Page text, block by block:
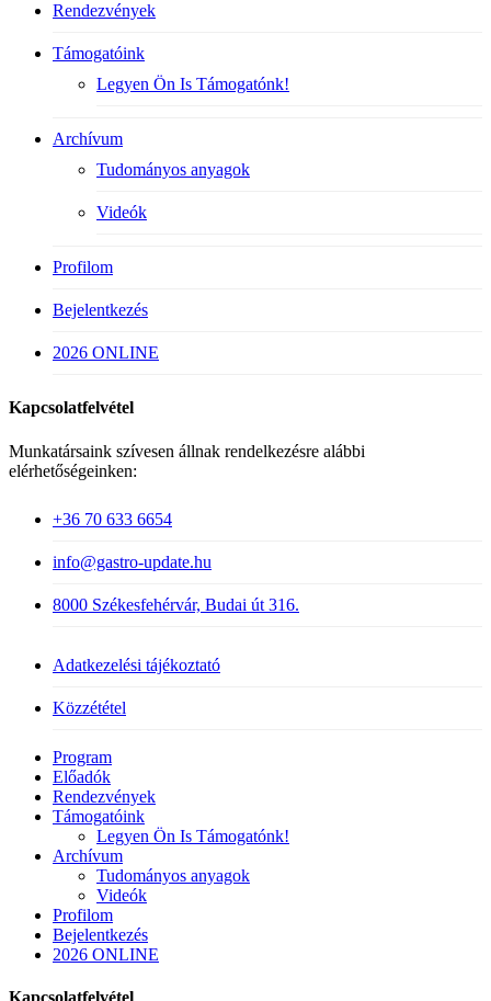
Rendezvények
Támogatóink
Legyen Ön Is Támogatónk!
Archívum
Tudományos anyagok
Videók
Profilom
Bejelentkezés
2026 ONLINE
Kapcsolatfelvétel
Munkatársaink szívesen állnak rendelkezésre alábbi
elérhetőségeinken:
+36 70 633 6654
info@gastro-update.hu
8000 Székesfehérvár, Budai út 316.
Adatkezelési tájékoztató
Közzététel
Close
Menu
Program
Előadók
Rendezvények
Támogatóink
Legyen Ön Is Támogatónk!
Archívum
Tudományos anyagok
Videók
Profilom
Bejelentkezés
2026 ONLINE
Kapcsolatfelvétel